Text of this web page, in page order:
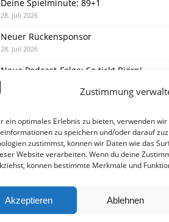
Zustimmung
ein optimales Erlebnis zu bieten, verwenden
zu speichern und/oder darauf
zustimmst, können wir Daten wie das
Website verarbeiten. Wenn du deine
können bestimmte Merkmale und
Akzeptieren Ablehnen
Deine Spielminute: 89+1
28. Juli 2026
Neuer Rückensponsor
28. Juli 2026
Neue Podcast-Folge: So tickt Björn!
27. Juli 2026
DATENSCHUTZERKLÄRUNG